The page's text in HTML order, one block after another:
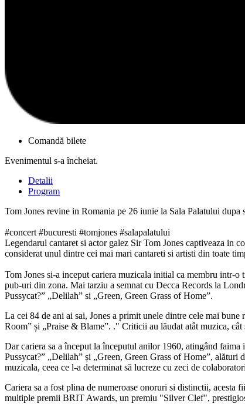
Comandă bilete
Evenimentul s-a încheiat.
Detalii
Program
Tom Jones revine in Romania pe 26 iunie la Sala Palatului
#concert #bucuresti #tomjones #salapalatului
Legendarul cantaret si actor galez Sir Tom Jones captiveaza in
considerat unul dintre cei mai mari cantareti si artisti din toate
Tom Jones si-a inceput cariera muzicala initial ca membru intr-
pub-uri din zona. Mai tarziu a semnat cu Decca Records la
Pussycat?” „Delilah” si „Green, Green Grass of Home”.
La cei 84 de ani ai sai, Jones a primit unele dintre cele mai
Room” și „Praise & Blame”. ." Criticii au lăudat atât muzica,
Dar cariera sa a început la începutul anilor 1960, atingând faima
Pussycat?” „Delilah” și „Green, Green Grass of Home”, alături
muzicala, ceea ce l-a determinat să lucreze cu zeci de
Cariera sa a fost plina de numeroase onoruri si distinctii, acesta
multiple premii BRIT Awards, un premiu "Silver Clef",